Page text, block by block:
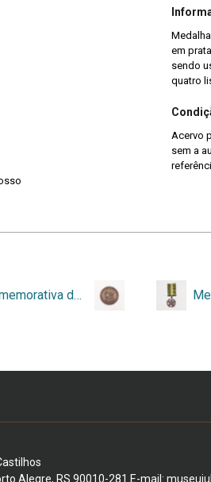
em
sendo
quatro
Acervo
sem a
Medalha Comemorativa do Congresso Eucarístico Diocesano de Caxias do Sul
Alegre, RS 90010-281 E-mail: